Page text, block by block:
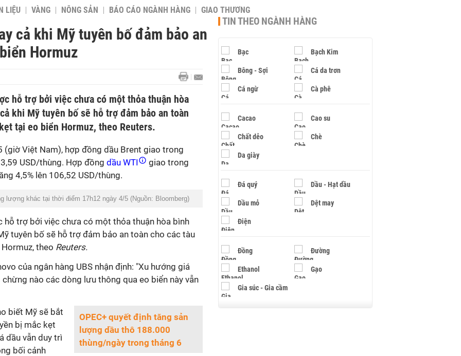
LIỆU VÀNG NÔNG SẢN BÁO CÁO NGÀNH HÀNG GIAO THƯƠNG
cả khi Mỹ tuyên bố đảm bảo an
Hormuz
hỗ trợ bởi việc chưa có một thỏa thuận hòa
khi Mỹ tuyên bố sẽ hỗ trợ đảm bảo an toàn
tại eo biển Hormuz, theo Reuters.
Việt Nam), hợp đồng dầu Brent giao trong
USD/thùng. Hợp đồng dầu WTI
giao trong
4,5% lên 106,52 USD/thùng.
lượng khác tại thời điểm 17h12 ngày 4/5 (Nguồn: Bloomberg)
hỗ trợ bởi việc chưa có một thỏa thuận hòa bình
tuyên bố sẽ hỗ trợ đảm bảo an toàn cho các tàu
theo Reuters.
của ngân hàng UBS nhận định: "Xu hướng giá
nào các dòng lưu thông qua eo biển này vẫn
OPEC+ quyết định tăng sản
lượng dầu thô 188.000
thùng/ngày trong tháng 6
biết Mỹ sẽ bắt
bị mắc kẹt
dầu vẫn duy trì
bối cảnh
TIN THEO NGÀNH HÀNG
Bạc Bạch Kim
Bông - Sợi Cá da trơn
Cá ngừ Cà phê
Cacao Cao su
Chất dẻo Chè
Da giày
Đá quý Dầu - Hạt dầu
Dầu mỏ Dệt may
Điện
Đồng Đường
Ethanol Gạo
Gia súc - Gia cầm